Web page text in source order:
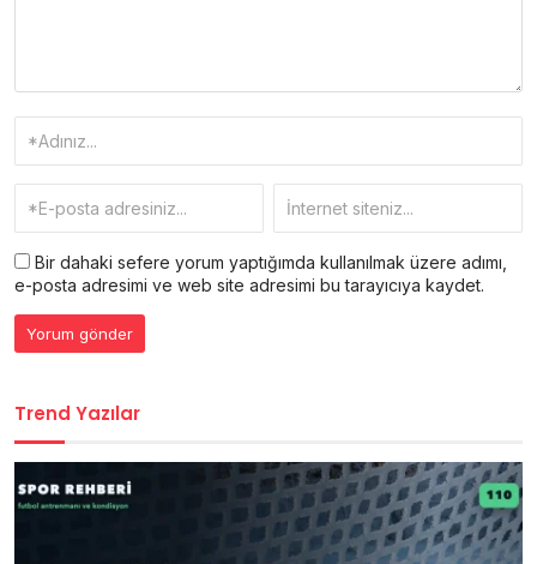
Bir dahaki sefere yorum yaptığımda kullanılmak üzere adımı,
e-posta adresimi ve web site adresimi bu tarayıcıya kaydet.
Trend Yazılar